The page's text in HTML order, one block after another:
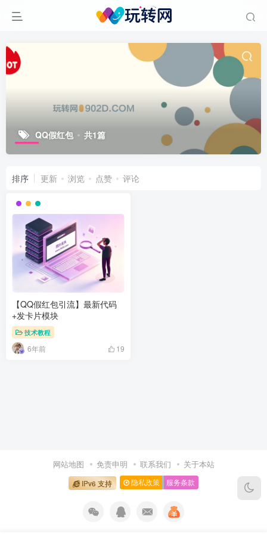
QQ假红包 共1篇
排序 更新 浏览 点赞 评论
【QQ假红包引流】最新代码
+发卡片模块
技术教程
6年前 19
网站地图 免责申明 联系我们 关于本站
IPv6 支持 隐私政策 服务条款